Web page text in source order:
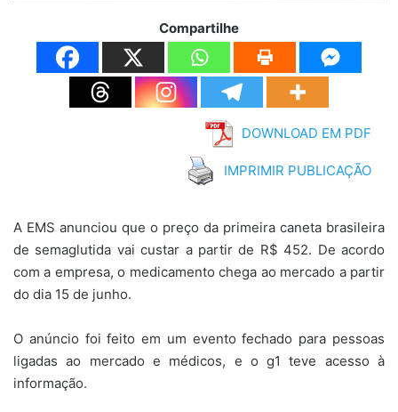
Compartilhe
DOWNLOAD EM PDF
IMPRIMIR PUBLICAÇÃO
A EMS anunciou que o preço da primeira caneta brasileira
de semaglutida vai custar a partir de R$ 452. De acordo
com a empresa, o medicamento chega ao mercado a partir
do dia 15 de junho.
O anúncio foi feito em um evento fechado para pessoas
ligadas ao mercado e médicos, e o g1 teve acesso à
informação.